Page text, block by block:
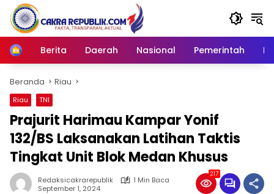
Langsung
konten
Home
Berita Daerah Nasional Pemerintah
Beranda Riau
Riau TNI
Prajurit Harimau Kampar Yonif
132/BS Laksanakan Latihan Taktis
Tingkat Unit Blok Medan Khusus
Redaksicakrarepublik
1 Min Baca
September 1, 2024
217